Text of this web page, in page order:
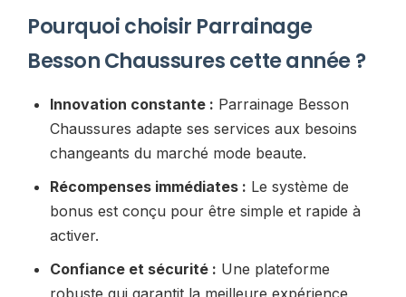
Pourquoi choisir Parrainage
Besson Chaussures cette année ?
Innovation constante : Parrainage Besson
Chaussures adapte ses services aux besoins
changeants du marché mode beaute.
Récompenses immédiates : Le système de
bonus est conçu pour être simple et rapide à
activer.
Confiance et sécurité : Une plateforme